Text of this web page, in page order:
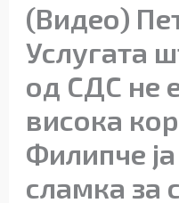
(Видео)
Услугата
од СДС не
висока
Филипче
сламка за